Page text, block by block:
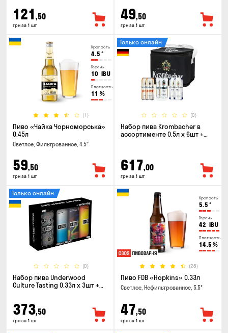
121 ,50
грн за 1 шт
49,50
грн за 1 шт
Крепость
4.5 °
Горечь
10 IBU
Плотность
11 %
(1)
Пиво «Чайка Чорноморська»
0.45л
Светлое, Фильтрованное, 4.5°
59,50
грн за 1 шт
(0)
Только онлайн
Набор пива Krombacher в
ассортименте 0.5л х 6шт +
617,00
грн за 1 шт
(0)
Только онлайн
Набор пива Underwood
Culture Tasting 0.33л x 3шт +
373,50
грн за 1 шт
Крепость
5.5 °
Горечь
42 IBU
Плотность
14.5 %
(28)
Пиво FDB «Hopkins» 0.33л
Светлое, Нефильтрованное, 5.5°
47,50
грн за 1 шт